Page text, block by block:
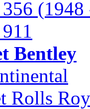
Bentley
Rolls